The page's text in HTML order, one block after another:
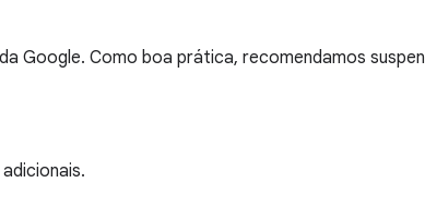
Google. Como boa prática, recomendamos